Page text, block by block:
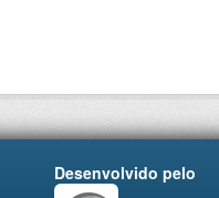
Desenvolvido pelo